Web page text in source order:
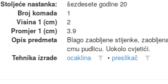
Stoljeće nastanka:
šezdesete godine 20
Broj komada
1
Visina 1 (cm)
2
Promjer 1 (cm)
3.9
Opis predmeta
Blago zaobljene stijenke,
crnu pudlicu. Uokolo cvjetići.
Tehnika izrade
ocaklina • preslikač